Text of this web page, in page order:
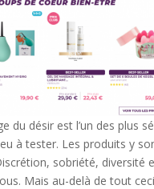
du désir est l’un des plus
à tester. Les produits y
sobriété, diversité
Mais au-delà de tout